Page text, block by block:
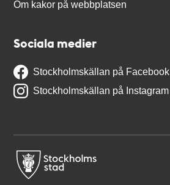
Om kakor på webbplatsen
Sociala medier
Stockholmskällan på Facebook
Stockholmskällan på Instagram